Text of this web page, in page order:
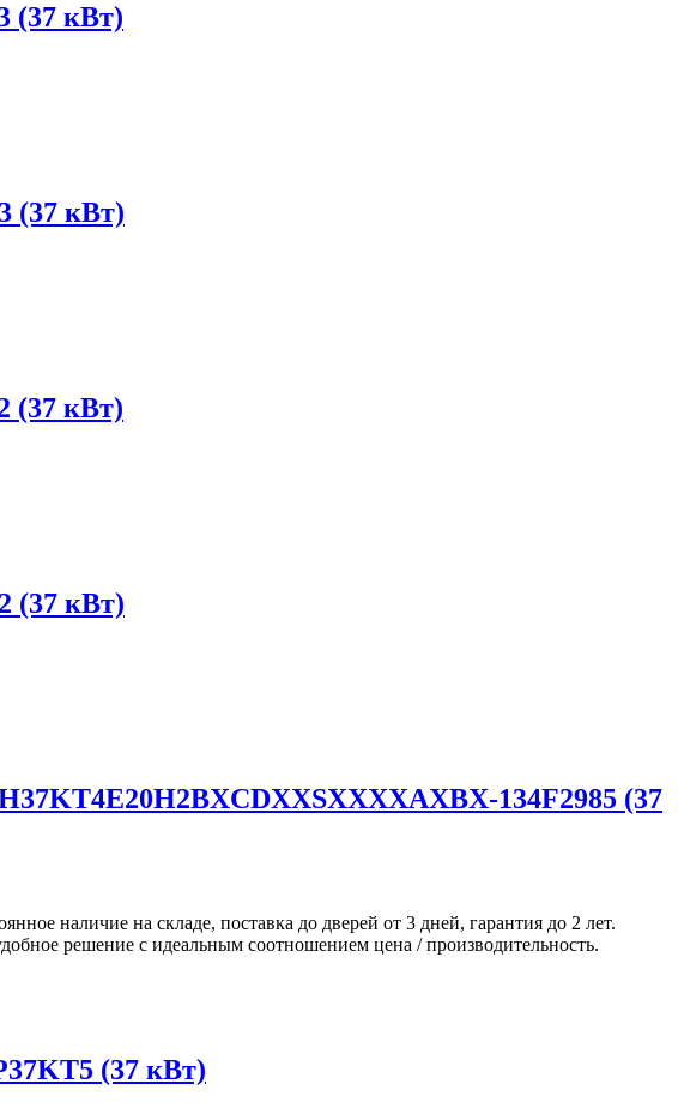
(37 кВт)
(37 кВт)
(37 кВт)
(37 кВт)
134F2985 (37
наличие на складе, поставка до дверей от 3 дней, гарантия до 2 лет.
решение с идеальным соотношением цена / производительность.
(37 кВт)